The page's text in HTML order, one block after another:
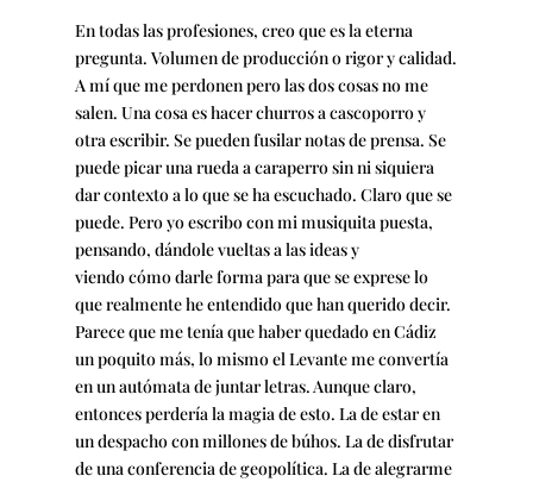
En todas las profesiones, creo que es la eterna
pregunta. Volumen de producción o rigor y calidad.
A mí que me perdonen pero las dos cosas no me
salen. Una cosa es hacer churros a cascoporro y
otra escribir. Se pueden fusilar notas de prensa. Se
puede picar una rueda a caraperro sin ni siquiera
dar contexto a lo que se ha escuchado. Claro que se
puede. Pero yo escribo con mi musiquita puesta,
pensando, dándole vueltas a las ideas y
viendo cómo darle forma para que se exprese lo
que realmente he entendido que han querido decir.
Parece que me tenía que haber quedado en Cádiz
un poquito más, lo mismo el Levante me convertía
en un autómata de juntar letras. Aunque claro,
entonces perdería la magia de esto. La de estar en
un despacho con millones de búhos. La de disfrutar
de una conferencia de geopolítica. La de alegrarme